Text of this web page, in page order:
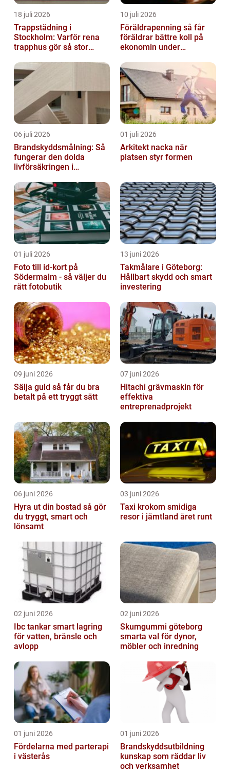
18 juli 2026
Trappstädning i
Stockholm: Varför rena
trapphus gör så stor
10 juli 2026
Föräldrapenning så får
föräldrar bättre koll på
ekonomin under
06 juli 2026
Brandskyddsmålning: Så
fungerar den dolda
livförsäkringen i
01 juli 2026
Arkitekt nacka när
platsen styr formen
01 juli 2026
Foto till id-kort på
Södermalm - så väljer du
rätt fotobutik
13 juni 2026
Takmålare i Göteborg:
Hållbart skydd och smart
investering
09 juni 2026
Sälja guld så får du bra
betalt på ett tryggt sätt
07 juni 2026
Hitachi grävmaskin för
effektiva
entreprenadprojekt
06 juni 2026
Hyra ut din bostad så gör
du tryggt, smart och
lönsamt
03 juni 2026
Taxi krokom smidiga
resor i jämtland året runt
02 juni 2026
Ibc tankar smart lagring
för vatten, bränsle och
avlopp
02 juni 2026
Skumgummi göteborg
smarta val för dynor,
möbler och inredning
01 juni 2026
Fördelarna med parterapi
i västerås
01 juni 2026
Brandskyddsutbildning
kunskap som räddar liv
och verksamhet